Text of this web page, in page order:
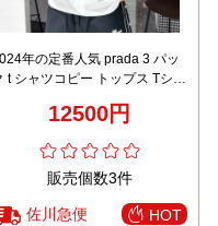
年の定番人気 prada 3 パッ
t シャツコピー トップス Tシャ
女兼用 ホワイト12500円
販売個数3件
佐川急便 HOT